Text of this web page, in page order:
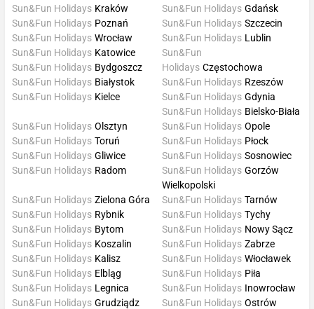
Sun&Fun Holidays Kraków
Sun&Fun Holidays Poznań
Sun&Fun Holidays Wrocław
Sun&Fun Holidays Gdańsk
Sun&Fun Holidays Szczecin
Sun&Fun Holidays Lublin
Sun&Fun Holidays Katowice
Sun&Fun Holidays Bydgoszcz
Sun&Fun Holidays Białystok
Sun&Fun Holidays Kielce
Sun&Fun
Holidays Częstochowa
Sun&Fun Holidays Rzeszów
Sun&Fun Holidays Gdynia
Sun&Fun Holidays Bielsko-Biała
Sun&Fun Holidays Olsztyn
Sun&Fun Holidays Toruń
Sun&Fun Holidays Gliwice
Sun&Fun Holidays Radom
Sun&Fun Holidays Opole
Sun&Fun Holidays Płock
Sun&Fun Holidays Sosnowiec
Sun&Fun Holidays Gorzów
Wielkopolski
Sun&Fun Holidays Zielona Góra
Sun&Fun Holidays Rybnik
Sun&Fun Holidays Bytom
Sun&Fun Holidays Koszalin
Sun&Fun Holidays Tarnów
Sun&Fun Holidays Tychy
Sun&Fun Holidays Nowy Sącz
Sun&Fun Holidays Zabrze
Sun&Fun Holidays Kalisz
Sun&Fun Holidays Elbląg
Sun&Fun Holidays Legnica
Sun&Fun Holidays Grudziądz
Sun&Fun Holidays Włocławek
Sun&Fun Holidays Piła
Sun&Fun Holidays Inowrocław
Sun&Fun Holidays Ostrów